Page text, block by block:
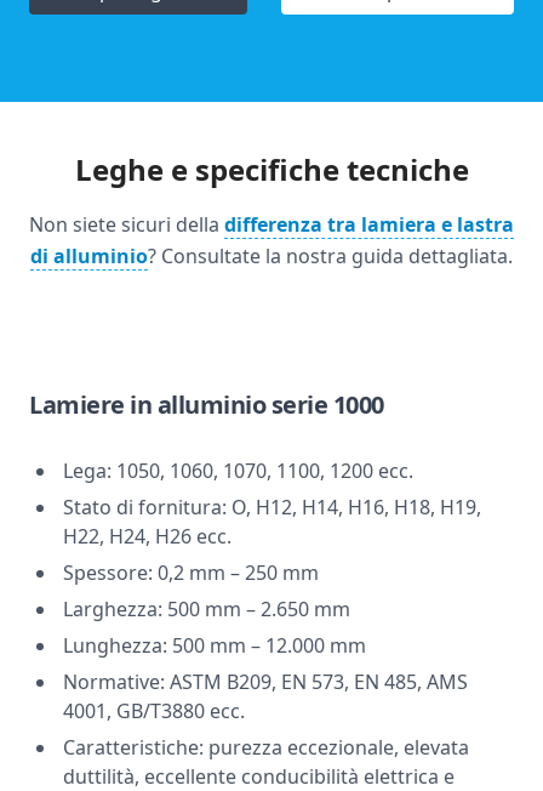
Leghe e specifiche tecniche
Non siete sicuri della differenza tra lamiera e lastra
di alluminio? Consultate la nostra guida dettagliata.
Lamiere in alluminio serie 1000
Lega: 1050, 1060, 1070, 1100, 1200 ecc.
Stato di fornitura: O, H12, H14, H16, H18, H19,
H22, H24, H26 ecc.
Spessore: 0,2 mm – 250 mm
Larghezza: 500 mm – 2.650 mm
Lunghezza: 500 mm – 12.000 mm
Normative: ASTM B209, EN 573, EN 485, AMS
4001, GB/T3880 ecc.
Caratteristiche: purezza eccezionale, elevata
duttilità, eccellente conducibilità elettrica e